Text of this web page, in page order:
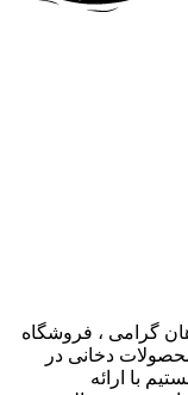
گرامی ، فروشگاه
دخانی در
با ارائه